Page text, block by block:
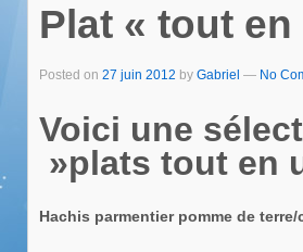
Plat « tout en
Posted on 27 juin 2012 by Gabriel — No
Voici une
»plats tout en
Hachis parmentier pomme de terre/